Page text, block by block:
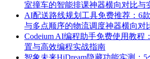
室撞车的智能排课神器横向对比与
AI配送路线规划工具免费推荐：6
与多点顺序的物流调度神器横向对
Codeium AI编程助手免费使用教程
置与高效编程实战指南
智象未来HiDream隐藏功能实测：